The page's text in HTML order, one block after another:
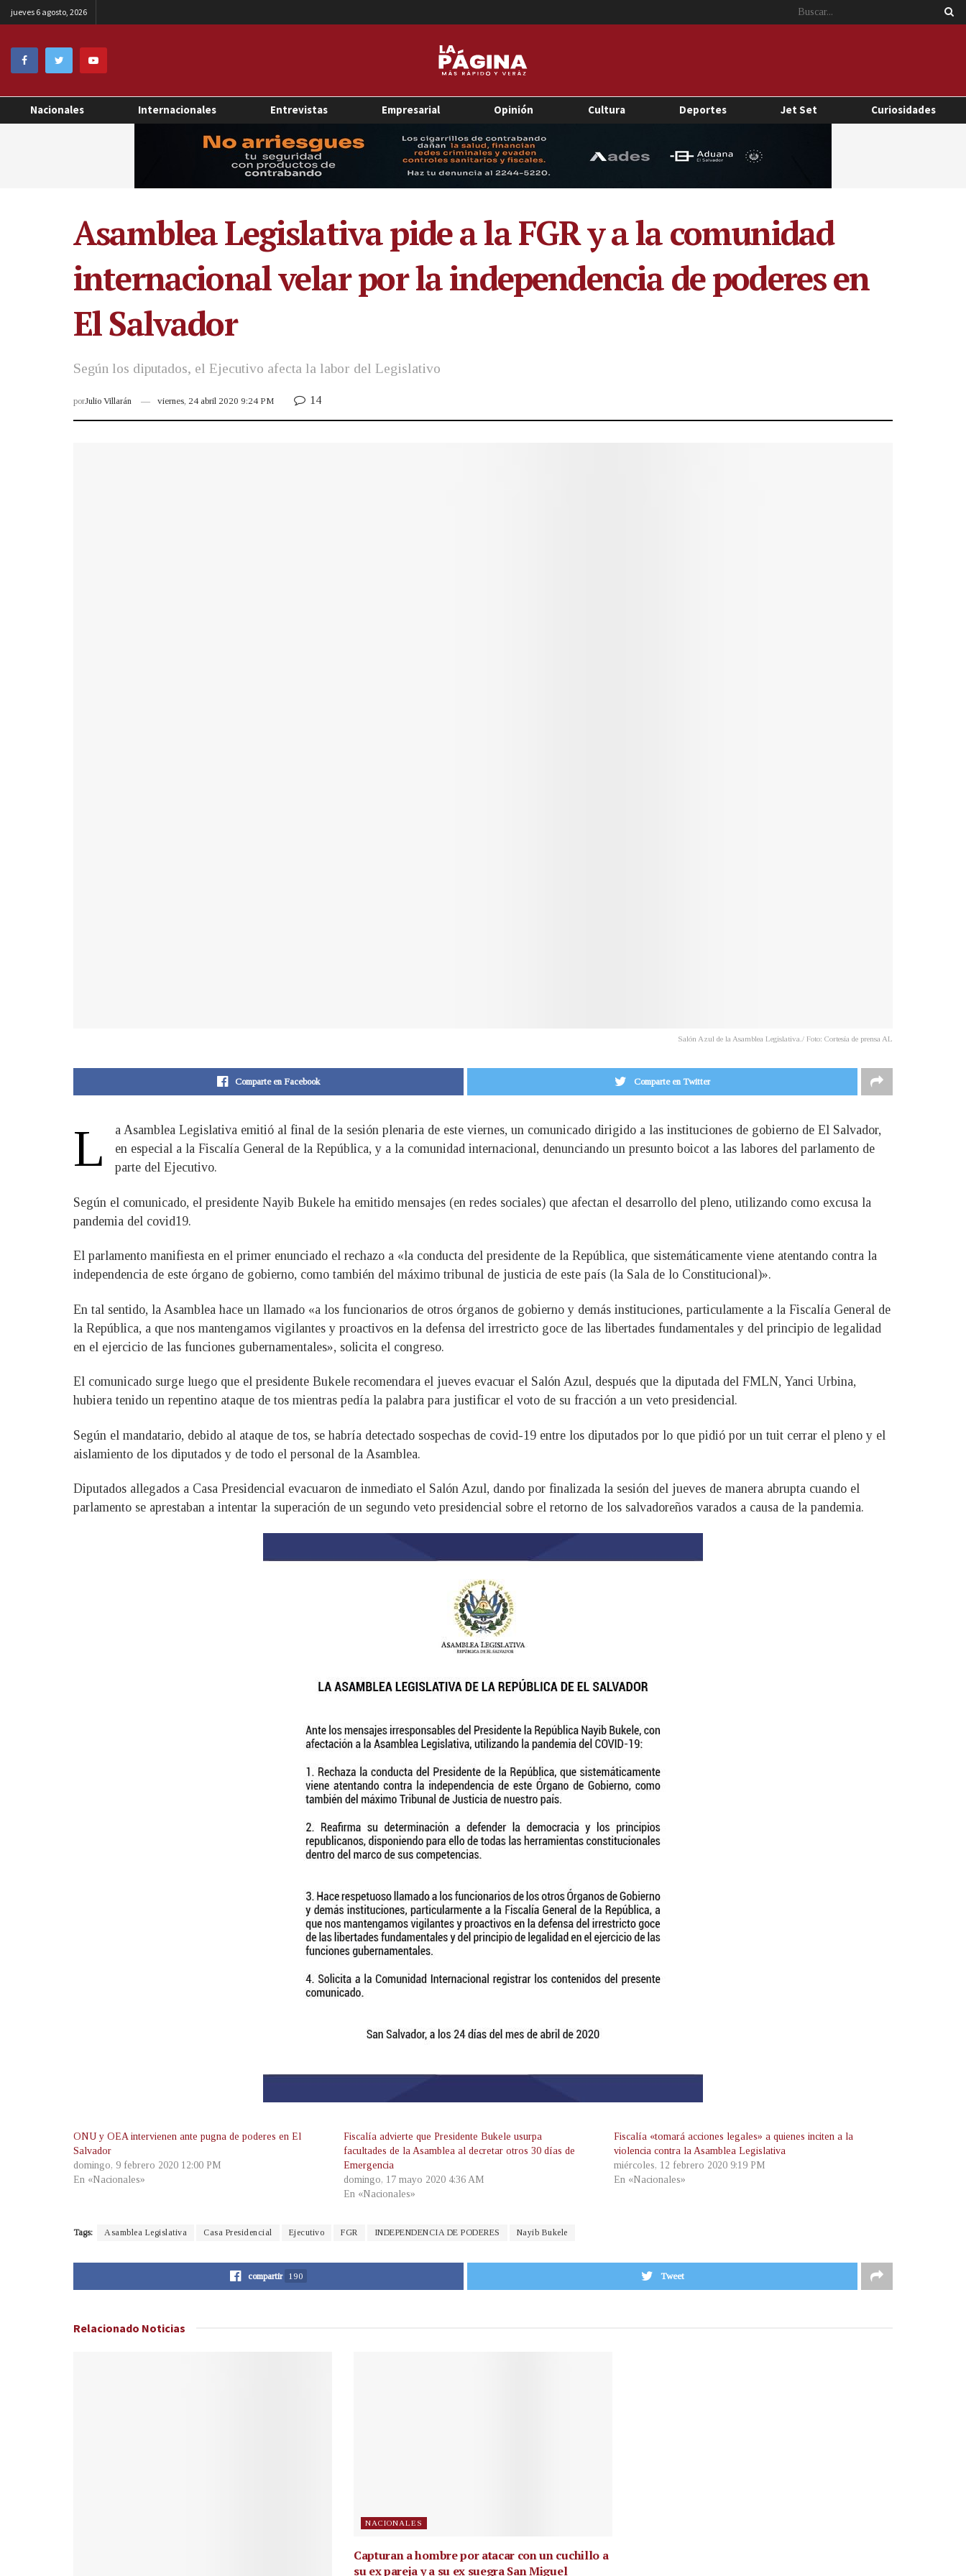
jueves 6 agosto, 2026
Nacionales Internacionales Entrevistas Empresarial Opinión Cultura Deportes Jet Set Curiosidades
Asamblea Legislativa pide a la FGR y a la comunidad
internacional velar por la independencia de poderes en
El Salvador
Según los diputados, el Ejecutivo afecta la labor del Legislativo
porJulio Villarán viernes, 24 abril 2020 9:24 PM 14
Salón Azul de la Asamblea Legislativa./ Foto: Cortesía de prensa AL
Comparte en Facebook Comparte en Twitter
L
​a Asamblea Legislativa emitió al final de la sesión plenaria de este viernes, un comunicado dirigido a las instituciones de gobierno de El Salvador,
en especial a la Fiscalía General de la República, y a la comunidad internacional, denunciando un presunto boicot a las labores del parlamento de
parte del Ejecutivo.
Según el comunicado, el presidente Nayib Bukele ha emitido mensajes (en redes sociales) que afectan el desarrollo del pleno, utilizando como excusa la
pandemia del covid19.
El parlamento manifiesta en el primer enunciado el rechazo a «la conducta del presidente de la República, que sistemáticamente viene atentando contra la
independencia de este órgano de gobierno, como también del máximo tribunal de justicia de este país (la Sala de lo Constitucional)».
En tal sentido, la Asamblea hace un llamado «a los funcionarios de otros órganos de gobierno y demás instituciones, particulamente a la Fiscalía General de
la República, a que nos mantengamos vigilantes y proactivos en la defensa del irrestricto goce de las libertades fundamentales y del principio de legalidad
en el ejercicio de las funciones gubernamentales», solicita el congreso.
El comunicado surge luego que el presidente Bukele recomendara el jueves evacuar el Salón Azul, después que la diputada del FMLN, Yanci Urbina,
hubiera tenido un repentino ataque de tos mientras pedía la palabra para justificar el voto de su fracción a un veto presidencial.
Según el mandatario, debido al ataque de tos, se habría detectado sospechas de covid-19 entre los diputados por lo que pidió por un tuit cerrar el pleno y el
aislamiento de los diputados y de todo el personal de la Asamblea.
Diputados allegados a Casa Presidencial evacuaron de inmediato el Salón Azul, dando por finalizada la sesión del jueves de manera abrupta cuando el
parlamento se aprestaban a intentar la superación de un segundo veto presidencial sobre el retorno de los salvadoreños varados a causa de la pandemia.
ONU y OEA intervienen ante pugna de poderes en El
Salvador
domingo, 9 febrero 2020 12:00 PM
En «Nacionales»
Fiscalía advierte que Presidente Bukele usurpa
facultades de la Asamblea al decretar otros 30 días de
Emergencia
domingo, 17 mayo 2020 4:36 AM
En «Nacionales»
Fiscalía «tomará acciones legales» a quienes inciten a la
violencia contra la Asamblea Legislativa
miércoles, 12 febrero 2020 9:19 PM
En «Nacionales»
Tags: Asamblea Legislativa Casa Presidencial Ejecutivo FGR INDEPENDENCIA DE PODERES Nayib Bukele
compartir 190 Tweet
Relacionado Noticias
NACIONALES
Capturan a hombre por atacar con un cuchillo a
su ex pareja y a su ex suegra San Miguel